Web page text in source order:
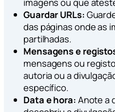
imagens ou que
Guardar URLs:
das páginas onde as
partilhadas.
Mensagens e
mensagens ou
autoria ou a
específico.
Data e hora:Anote a